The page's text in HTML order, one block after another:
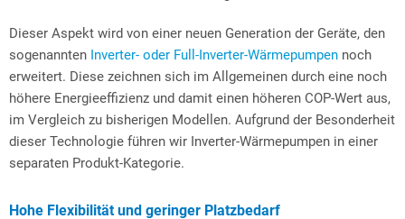
Dieser Aspekt wird von einer neuen Generation der Geräte, den
sogenannten Inverter- oder Full-Inverter-Wärmepumpen noch
erweitert. Diese zeichnen sich im Allgemeinen durch eine noch
höhere Energieeffizienz und damit einen höheren COP-Wert aus,
im Vergleich zu bisherigen Modellen. Aufgrund der Besonderheit
dieser Technologie führen wir Inverter-Wärmepumpen in einer
separaten Produkt-Kategorie.
Hohe Flexibilität und geringer Platzbedarf